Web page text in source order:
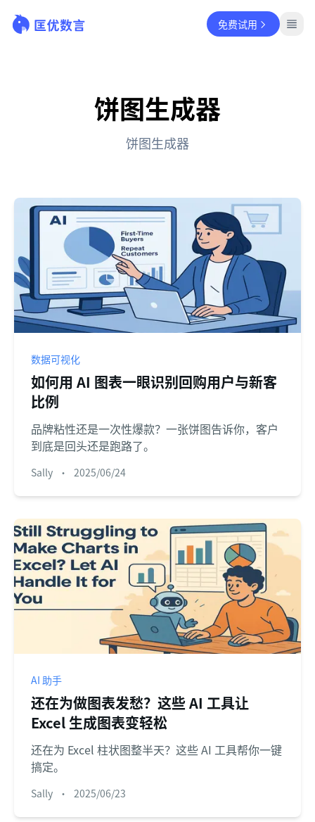
免费试用
饼图生成器
饼图生成器
数据可视化
如何用 AI 图表一眼识别回购用户与新客
比例
品牌粘性还是一次性爆款？一张饼图告诉你，客户
到底是回头还是跑路了。
Sally • 2025/06/24
AI 助手
还在为做图表发愁？这些 AI 工具让
Excel 生成图表变轻松
还在为 Excel 柱状图整半天？这些 AI 工具帮你一键
搞定。
Sally • 2025/06/23